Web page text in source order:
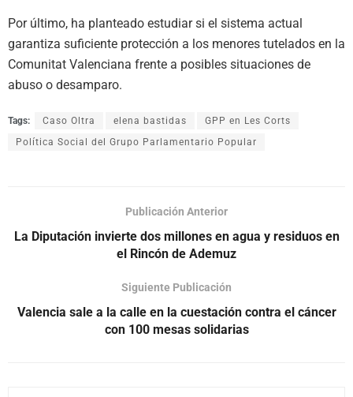
Por último, ha planteado estudiar si el sistema actual
garantiza suficiente protección a los menores tutelados en la
Comunitat Valenciana frente a posibles situaciones de
abuso o desamparo.
Tags: Caso Oltra elena bastidas
GPP en Les Corts
Política Social del Grupo Parlamentario Popular
Publicación Anterior
La Diputación invierte dos millones en agua y residuos en
el Rincón de Ademuz
Siguiente Publicación
Valencia sale a la calle en la cuestación contra el cáncer
con 100 mesas solidarias